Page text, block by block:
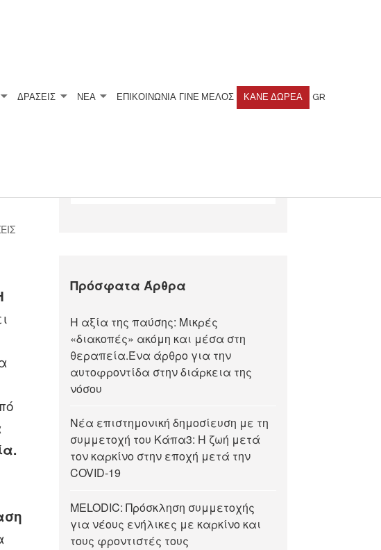
ΔΡΑΣΕΙΣ ΝΕΑ ΕΠΙΚΟΙΝΩΝΙΑ ΓΊΝΕ ΜΈΛΟΣ ΚΆΝΕ ΔΩΡΕΆ GR
Πρόσφατα Άρθρα
Η αξία της παύσης: Μικρές
«διακοπές» ακόμη και μέσα στη
θεραπεία.Ένα άρθρο για την
αυτοφροντίδα στην διάρκεια της
νόσου
Νέα επιστημονική δημοσίευση με τη
συμμετοχή του Κάπα3: Η ζωή μετά
τον καρκίνο στην εποχή μετά την
COVID-19
MELODIC: Πρόσκληση συμμετοχής
για νέους ενήλικες με καρκίνο και
τους φροντιστές τους